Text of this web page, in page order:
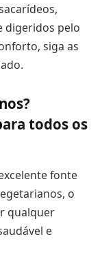
digeridos pelo
siga as
todos os
fonte
o
qualquer
e